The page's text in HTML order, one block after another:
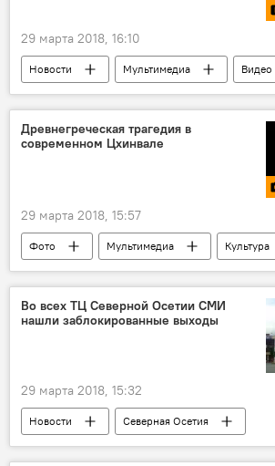
29 марта 2018, 16:10
Новости Мультимедиа
Видео
Брифинг Марии Котаевой
Пресс-центр
Древнегреческая трагедия в
современном Цхинвале
29 марта 2018, 15:57
Фото Мультимедиа
Культура
Южная Осетия
Во всех ТЦ Северной Осетии СМИ
нашли заблокированные выходы‍
29 марта 2018, 15:32
Новости Северная Осетия